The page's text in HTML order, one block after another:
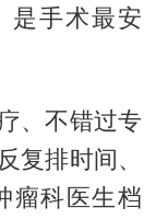
是手术最安
、不错过专
复排时间、
瘤科医生档